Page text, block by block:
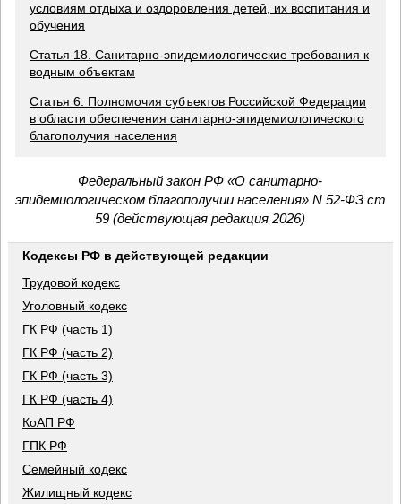
условиям отдыха и оздоровления детей, их воспитания и
обучения
Статья 18. Санитарно-эпидемиологические требования к
водным объектам
Статья 6. Полномочия субъектов Российской Федерации
в области обеспечения санитарно-эпидемиологического
благополучия населения
Федеральный закон РФ «О санитарно-
эпидемиологическом благополучии населения» N 52-ФЗ ст
59 (действующая редакция 2026)
Кодексы РФ в действующей редакции
Трудовой кодекс
Уголовный кодекс
ГК РФ (часть 1)
ГК РФ (часть 2)
ГК РФ (часть 3)
ГК РФ (часть 4)
КоАП РФ
ГПК РФ
Семейный кодекс
Жилищный кодекс